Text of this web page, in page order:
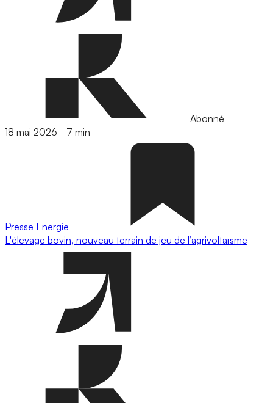
Abonné
18 mai 2026 - 7 min
Presse Energie
L'élevage bovin, nouveau terrain de jeu de l’agrivoltaïsme